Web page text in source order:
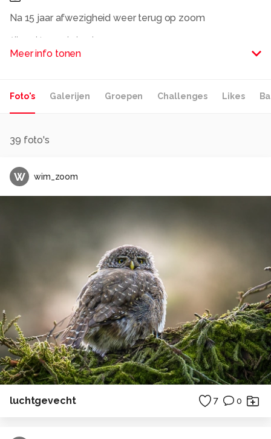
Na 15 jaar afwezigheid weer terug op zoom
Alle rechten voorbehouden
Meer info tonen
Foto's Galerijen Groepen Challenges Likes
39 foto's
W wim_zoom
luchtgevecht 7 0